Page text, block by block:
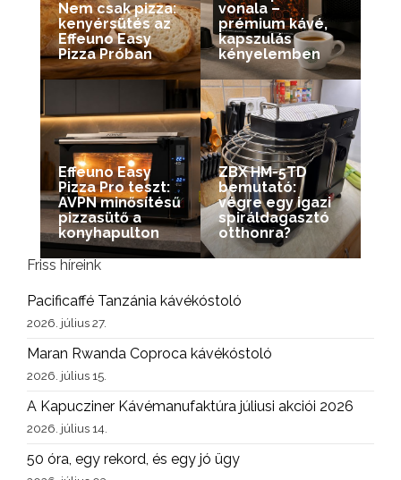
Nem csak pizza:
kenyérsütés az
Effeuno Easy
Pizza Próban
vonala –
prémium kávé,
kapszulás
kényelemben
Effeuno Easy
Pizza Pro teszt:
AVPN minősítésű
pizzasütő a
konyhapulton
ZBX HM-5TD
bemutató:
végre egy igazi
spiráldagasztó
otthonra?
Friss híreink
Pacificaffé Tanzánia kávékóstoló
2026. július 27.
Maran Rwanda Coproca kávékóstoló
2026. július 15.
A Kapucziner Kávémanufaktúra júliusi akciói 2026
2026. július 14.
50 óra, egy rekord, és egy jó ügy